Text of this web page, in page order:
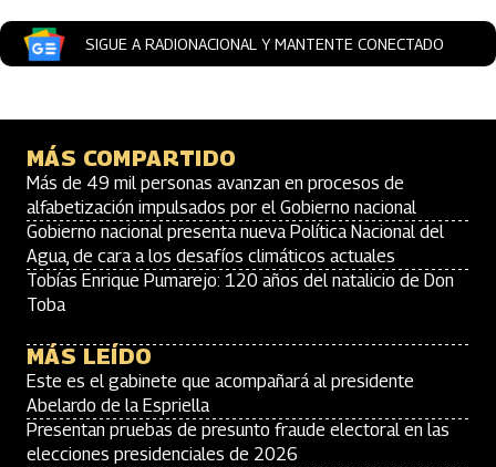
SIGUE A RADIONACIONAL Y MANTENTE CONECTADO
MÁS COMPARTIDO
Más de 49 mil personas avanzan en procesos de
alfabetización impulsados por el Gobierno nacional
Gobierno nacional presenta nueva Política Nacional del
Agua, de cara a los desafíos climáticos actuales
Tobías Enrique Pumarejo: 120 años del natalicio de Don
Toba
MÁS LEÍDO
Este es el gabinete que acompañará al presidente
Abelardo de la Espriella
Presentan pruebas de presunto fraude electoral en las
elecciones presidenciales de 2026